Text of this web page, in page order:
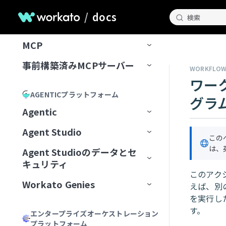
/ docs 検索
ホームページ
チャット履歴の管理
AIROが知っていること
最初のブループリントを作成
AIROで構築
Formulaを記述
説明を生成
AIRO MCPサーバー
Acumen
MCP
MCP Registry
リクエスト
MCPサーバーツールの管理
MCPアプリの管理
MCPアプリDevelopment
クティス
認証
承認
セス
サードパーティサーバーへのプ
MCPサーバーログを表示
ガバナンス
リモートMCPサーバーをインスト
ール
MCPクライアントとしてのGenie
Developer APIおよびEmbedded API
事前構築済みMCPサーバー
Canva
Confluence
加
ChatGPT
Microsoft Copilot
MCPサーバーをAIモデル組織
に公開
ChatGPT
Claude
AGENTICプラットフォーム
Agentic
Workato Agent Registry
エージェントバージョン管理
大規模アクションモデル
エージェントメモリ
Agent Studio
Genieの主要コンポーネント
AIモデルとジョブ説明
チャネルサポート
ガードレール
Genieの使用開始
Genieのスコープを計画する
はじめてのGenieを作成する
ナレッジベースをConfluenceに
ユーザーとアクセスの管理
Agent Studioのデータとセ
キュリティ
セキュリティ
Workato Genies
エンタープライズオーケストレーション
プラットフォーム
ワー
グラ
この
は、
このア
えば、
を実行し
す。